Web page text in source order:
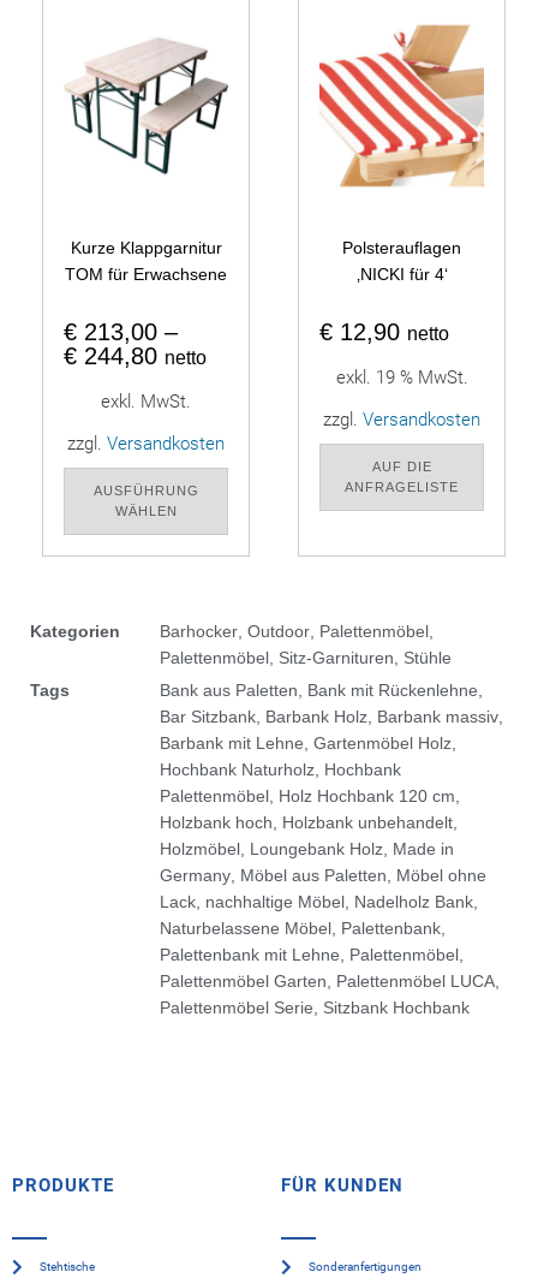
Kurze Klappgarnitur
TOM für Erwachsene
€ 213,00 –
€ 244,80 netto
exkl. MwSt.
zzgl. Versandkosten
AUSFÜHRUNG
WÄHLEN
Polsterauflagen
‚NICKI für 4‘
€ 12,90 netto
exkl. 19 % MwSt.
zzgl. Versandkosten
AUF DIE
ANFRAGELISTE
Kategorien Barhocker, Outdoor, Palettenmöbel,
Palettenmöbel, Sitz-Garnituren, Stühle
Tags
Bank aus Paletten, Bank mit Rückenlehne,
Bar Sitzbank, Barbank Holz, Barbank massiv,
Barbank mit Lehne, Gartenmöbel Holz,
Hochbank Naturholz, Hochbank
Palettenmöbel, Holz Hochbank 120 cm,
Holzbank hoch, Holzbank unbehandelt,
Holzmöbel, Loungebank Holz, Made in
Germany, Möbel aus Paletten, Möbel ohne
Lack, nachhaltige Möbel, Nadelholz Bank,
Naturbelassene Möbel, Palettenbank,
Palettenbank mit Lehne, Palettenmöbel,
Palettenmöbel Garten, Palettenmöbel LUCA,
Palettenmöbel Serie, Sitzbank Hochbank
PRODUKTE
Stehtische
FÜR KUNDEN
Sonderanfertigungen